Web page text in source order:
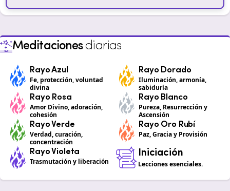
Meditacionesdiarias
Rayo Azul
Fe, protección, voluntad
divina
Rayo Dorado
Iluminación, armonía,
sabiduría
Rayo Rosa
Amor Divino, adoración,
cohesión
Rayo Blanco
Pureza, Resurrección y
Ascensión
Rayo Verde
Verdad, curación,
concentración
Rayo Oro Rubí
Paz, Gracia y Provisión
Rayo Violeta
Trasmutación y liberación
Iniciación
Lecciones esenciales.